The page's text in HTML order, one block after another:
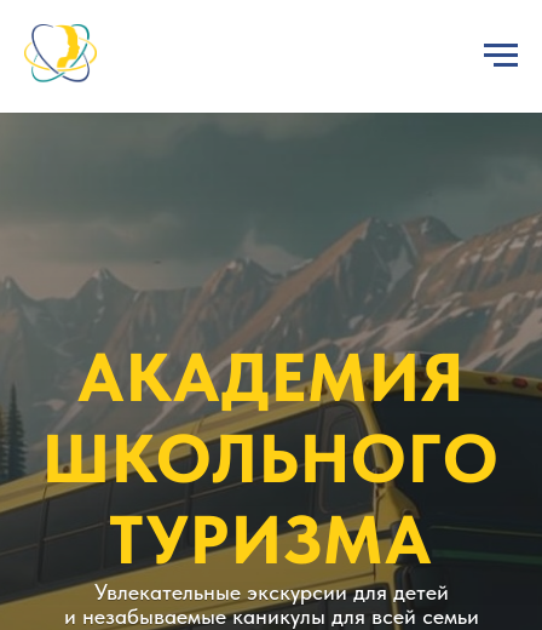
АКАДЕМИЯ
ШКОЛЬНОГО
ТУРИЗМА
Увлекательные экскурсии для детей
и незабываемые каникулы для всей семьи